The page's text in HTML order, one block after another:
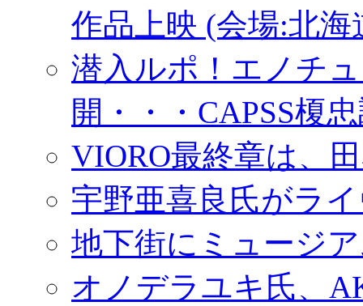
作品上映 (会場:北
潜入ルポ！エノチ
開・・・CAPSS榎
VIORO最終章は、
宇野亜喜良氏がラ
地下街にミュージ
オノデラユキ氏、